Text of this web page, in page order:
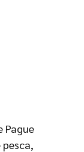
Pague